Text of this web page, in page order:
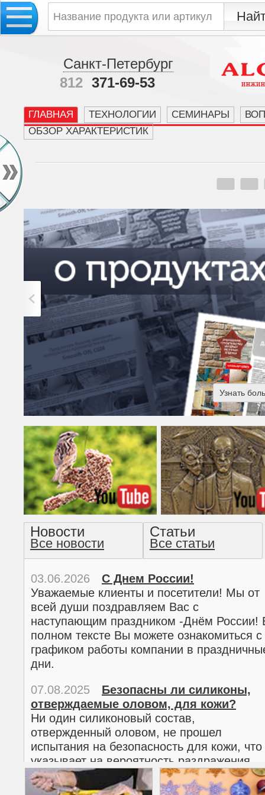
Санкт-Петербург
812 371-69-53
ГЛАВНАЯ ТЕХНОЛОГИИ СЕМИНАРЫ
ОБЗОР ХАРАКТЕРИСТИК
Узнать
Американская готика -
прочтение методом
Новости
Все новости
Статьи
Все статьи
03.06.2026
С Днем России!
Уважаемые клиенты и посетители! Мы от
всей души поздравляем Вас с
наступающим праздником -Днём России!
полном тексте Вы можете ознакомиться с
графиком работы компании в
дни.
02.03.2026
С 8 марта!
Дорогие женщины!
Поздравляем Вас с наступающим
Международным женским днем 8 марта!
полном тексте можно ознакомиться с
графиком работы компании в
07.08.2025
Безопасны ли силиконы,
отверждаемые оловом, для кожи?
Ни один силиконовый состав,
отвержденный оловом, не прошел
испытания на безопасность для кожи, что
указывает на вероятность раздражения
кожи.